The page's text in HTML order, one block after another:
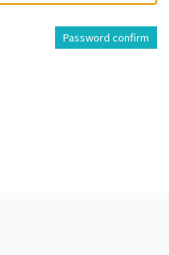
Password confirm